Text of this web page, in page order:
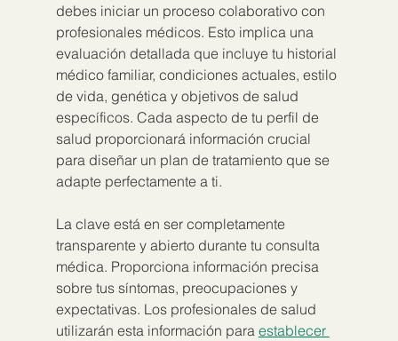
debes iniciar un proceso colaborativo con
profesionales médicos. Esto implica una
evaluación detallada que incluye tu historial
médico familiar, condiciones actuales, estilo
de vida, genética y objetivos de salud
específicos. Cada aspecto de tu perfil de
salud proporcionará información crucial
para diseñar un plan de tratamiento que se
adapte perfectamente a ti.
La clave está en ser completamente
transparente y abierto durante tu consulta
médica. Proporciona información precisa
sobre tus síntomas, preocupaciones y
expectativas. Los profesionales de salud
utilizarán esta información para establecer